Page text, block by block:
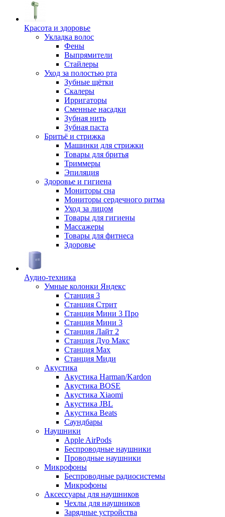
Красота и здоровье
Укладка волос
Фены
Выпрямители
Стайлеры
Уход за полостью рта
Зубные щётки
Скалеры
Ирригаторы
Сменные насадки
Зубная нить
Зубная паста
Бритьё и стрижка
Машинки для стрижки
Товары для бритья
Триммеры
Эпиляция
Здоровье и гигиена
Мониторы сна
Мониторы сердечного ритма
Уход за лицом
Товары для гигиены
Массажеры
Товары для фитнеса
Здоровье
Аудио-техника
Умные колонки Яндекс
Станция 3
Станция Стрит
Станция Мини 3 Про
Станция Мини 3
Станция Лайт 2
Станция Дуо Макс
Станция Max
Станция Миди
Акустика
Акустика Harman/Kardon
Акустика BOSE
Акустика Xiaomi
Акустика JBL
Акустика Beats
Саундбары
Наушники
Apple AirPods
Беспроводные наушники
Проводные наушники
Микрофоны
Беспроводные радиосистемы
Микрофоны
Аксессуары для наушников
Чехлы для наушников
Зарядные устройства